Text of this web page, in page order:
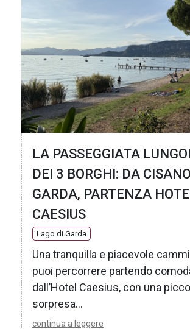
LA PASSEGGIATA
DEI 3 BORGHI: DA
GARDA, PARTENZA
CAESIUS
Lago di Garda
Una tranquilla e piacevole
puoi percorrere partendo
dall’Hotel Caesius, con una
sorpresa...
continua a leggere